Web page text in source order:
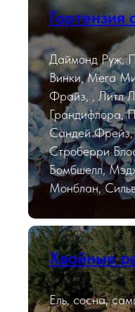
Гортензия
Даймонд Руж,
Винки, Мега
Фрайз, , Литл
Грандифлора,
Сандей
Строберри
Бомбшелл,
Монблан,
Хвойные
Ель, сосна,